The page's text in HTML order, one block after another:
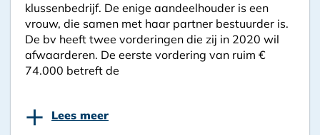
klussenbedrijf. De enige aandeelhouder is een
vrouw, die samen met haar partner bestuurder is.
De bv heeft twee vorderingen die zij in 2020 wil
afwaarderen. De eerste vordering van ruim €
74.000 betreft de
+ Lees meer